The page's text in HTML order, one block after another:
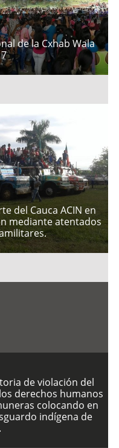
de la Cxhab Wala
del Cauca ACIN en
mediante atentados
de violación del
derechos humanos
colocando en
indígena de